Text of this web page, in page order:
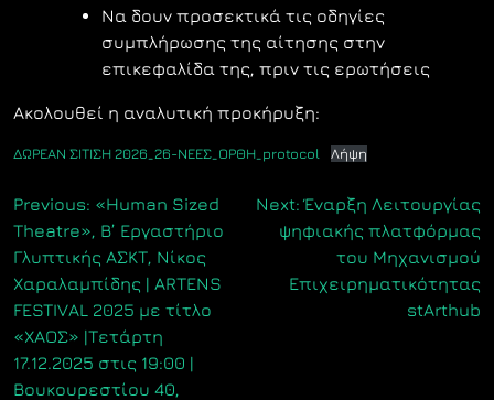
Να δουν προσεκτικά τις οδηγίες
συμπλήρωσης της αίτησης στην
επικεφαλίδα της, πριν τις ερωτήσεις
Ακολουθεί η αναλυτική προκήρυξη:
ΔΩΡΕΑΝ ΣΙΤΙΣΗ 2026_26-ΝΕΕΣ_ΟΡΘΗ_protocol Λήψη
Πλοήγηση
άρθρων
Previous: «Human Sized
Theatre», B’ Εργαστήριο
Γλυπτικής ΑΣΚΤ, Νίκος
Χαραλαμπίδης | ARTENS
FESTIVAL 2025 με τίτλο
«ΧΑΟΣ» |Τετάρτη
17.12.2025 στις 19:00 |
Βουκουρεστίου 40,
Next: Έναρξη Λειτουργίας
ψηφιακής πλατφόρμας
του Μηχανισμού
Επιχειρηματικότητας
stArthub